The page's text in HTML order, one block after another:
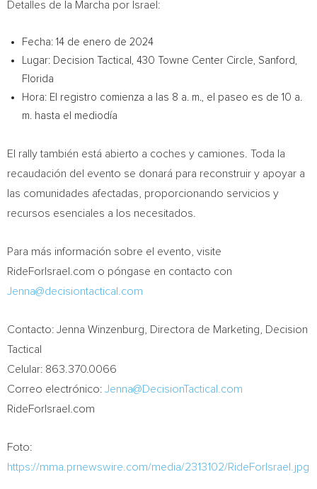
Detalles de la Marcha por Israel :
Fecha: 14 de enero de 2024
Lugar: Decision Tactical, 430 Towne Center Circle, Sanford,
Florida
Hora: El registro comienza a las 8 a. m., el paseo es de 10 a.
m. hasta el mediodía
El rallytambién está abierto a coches y camiones. Toda la
recaudación del evento se donará para reconstruir y apoyar a
las comunidades afectadas, proporcionando servicios y
recursos esenciales a los necesitados.
Para más información sobre el evento, visite
RideForIsrael.com o póngase en contacto con
Jenna@decisiontactical.com
Contacto: Jenna Winzenburg, Directora de Marketing, Decision
Tactical
Celular: 863.370.0066
Correo electrónico: Jenna@DecisionTactical.com
RideForIsrael.com
Foto:
https://mma.prnewswire.com/media/2313102/RideForIsrael.jpg